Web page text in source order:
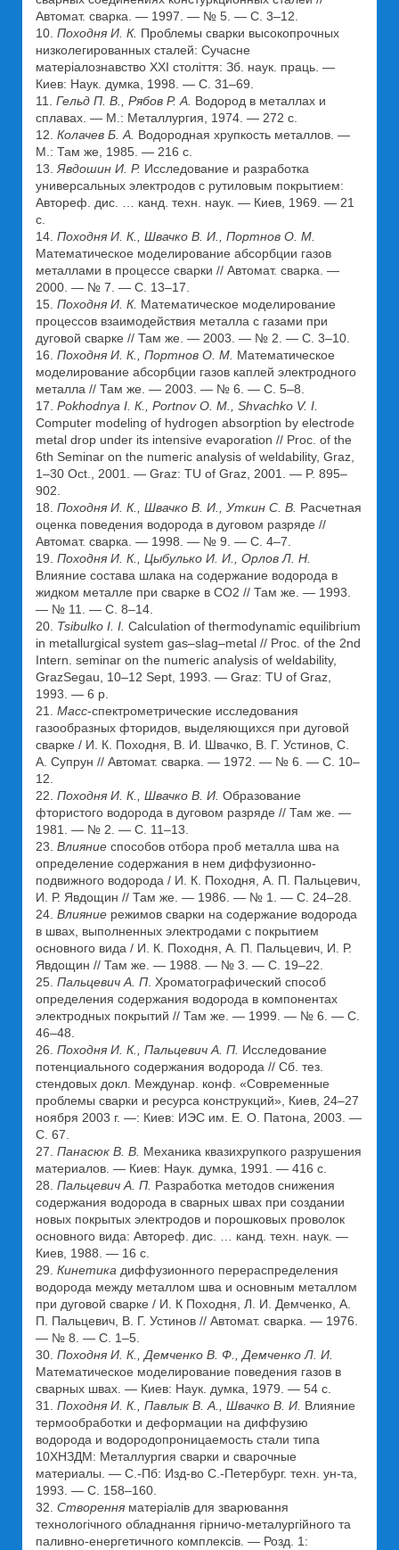
Автомат. сварка. — 1997. — № 5. — С. 3–12.
10. Походня И. К. Проблемы сварки высокопрочных
низколегированных сталей: Сучасне
матеріалознавство XXI століття: Зб. наук. праць. —
Киев: Наук. думка, 1998. — С. 31–69.
11. Гельд П. В., Рябов Р. А. Водород в металлах и
сплавах. — М.: Металлургия, 1974. — 272 с.
12. Колачев Б. А. Водородная хрупкость металлов. —
М.: Там же, 1985. — 216 с.
13. Явдошин И. Р. Исследование и разработка
универсальных электродов с рутиловым покрытием:
Автореф. дис. … канд. техн. наук. — Киев, 1969. — 21
с.
14. Походня И. К., Швачко В. И., Портнов О. М.
Математическое моделирование абсорбции газов
металлами в процессе сварки // Автомат. сварка. —
2000. — № 7. — С. 13–17.
15. Походня И. К. Математическое моделирование
процессов взаимодействия металла с газами при
дуговой сварке // Там же. — 2003. — № 2. — С. 3–10.
16. Походня И. К., Портнов О. М. Математическое
моделирование абсорбции газов каплей электродного
металла // Там же. — 2003. — № 6. — С. 5–8.
17. Pokhodnya I. К., PortnovО М ., Shvachko V. I.
Computer modeling of hydrogen absorption by electrode
metal drop under its intensive evaporation // Proc. of the
6th Seminar on the numeric analysis of weldability, Graz,
1–30 Oct., 2001. — Graz: TU of Graz, 2001. — P. 895–
902.
18. Походня И. К., Швачко В. И., Уткин С. В. Расчетная
оценка поведения водорода в дуговом разряде //
Автомат. сварка. — 1998. — № 9. — С. 4–7.
19. Походня И. К., Цыбулько И. И., Орлов Л. Н.
Влияние состава шлака на содержание водорода в
жидком металле при сварке в CO2 // Там же. — 1993.
— № 11. — С. 8–14.
20. Tsibulko I. I. Calculation of thermodynamic equilibrium
in metallurgical system gas–slag–metal // Proc. of the 2nd
Intern. seminar on the numeric analysis of weldability,
GrazSegau, 10–12 Sept, 1993. — Graz: TU of Graz,
1993. — 6 p.
21. Масс-спектрометрические исследования
газообразных фторидов, выделяющихся при дуговой
сварке / И. К. Походня, В. И. Швачко, В. Г. Устинов, С.
А. Супрун // Автомат. сварка. — 1972. — № 6. — С. 10–
12.
22. Походня И. К., Швачко В. И. Образование
фтористого водорода в дуговом разряде // Там же. —
1981. — № 2. — С. 11–13.
23. Влияние способов отбора проб металла шва на
определение содержания в нем диффузионно-
подвижного водорода / И. К. Походня, А. П. Пальцевич,
И. Р. Явдощин // Там же. — 1986. — № 1. — С. 24–28.
24. Влияние режимов сварки на содержание водорода
в швах, выполненных электродами с покрытием
основного вида / И. К. Походня, А. П. Пальцевич, И. Р.
Явдощин // Там же. — 1988. — № 3. — С. 19–22.
25. Пальцевич А. П . Хроматографический способ
определения содержания водорода в компонентах
электродных покрытий // Там же. — 1999. — № 6. — С.
46–48.
26. Походня И. К., Пальцевич А. П. Исследование
потенциального содержания водорода // Сб. тез.
cтендовых докл. Междунар. конф. «Современные
проблемы сварки и ресурса конструкций», Киев, 24–27
ноября 2003 г. —: Киев: ИЭС им. Е. О. Патона, 2003. —
С. 67.
27. Панасюк В. В. Механика квазихрупкого разрушения
материалов. — Киев: Наук. думка, 1991. — 416 с.
28. Пальцевич А. П. Разработка методов снижения
содержания водорода в сварных швах при создании
новых покрытых электродов и порошковых проволок
основного вида: Автореф. дис. … канд. техн. наук. —
Киев, 1988. — 16 с.
29. Кинетика диффузионного перераспределения
водорода между металлом шва и основным металлом
при дуговой сварке / И. К Походня, Л. И. Демченко, А.
П. Пальцевич, В. Г. Устинов // Автомат. сварка. — 1976.
— № 8. — С. 1–5.
30. Походня И. К., Демченко В. Ф., Демченко Л. И.
Математическое моделирование поведения газов в
сварных швах. — Киев: Наук. думка, 1979. — 54 с.
31. Походня И. К., Павлык В. А., Швачко В. И. Влияние
термообработки и деформации на диффузию
водорода и водородопроницаемость стали типа
10ХНЗДМ: Металлургия сварки и сварочные
материалы. — С.-Пб: Изд-во С.-Петербург. техн. ун-та,
1993. — С. 158–160.
32. Створення матеріалів для зварювання
технологічного обладнання гірничо-металургійного та
паливно-енергетичного комплексів. — Розд. 1: